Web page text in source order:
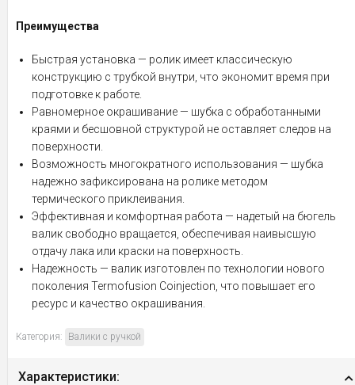
Преимущества
Быстрая установка — ролик имеет классическую
конструкцию с трубкой внутри, что экономит время при
подготовке к работе.
Равномерное окрашивание — шубка с обработанными
краями и бесшовной структурой не оставляет следов на
поверхности.
Возможность многократного использования — шубка
надежно зафиксирована на ролике методом
термического приклеивания.
Эффективная и комфортная работа — надетый на бюгель
валик свободно вращается, обеспечивая наивысшую
отдачу лака или краски на поверхность.
Надежность — валик изготовлен по технологии нового
поколения Termofusion Coinjection, что повышает его
ресурс и качество окрашивания.
Категория: Валики с ручкой
Характеристики: